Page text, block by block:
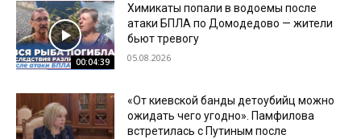
00:04:39
Химикаты попали в водоемы после
атаки БПЛА по Домодедово — жители
бьют тревогу
05.08.2026
«От киевской банды детоубийц можно
ожидать чего угодно». Памфилова
встретилась с Путиным после